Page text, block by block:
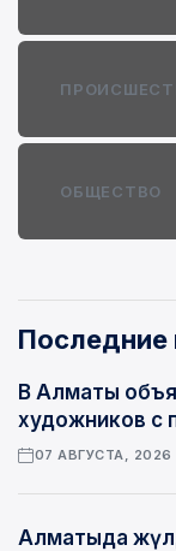
ОБЩЕСТВО
Последние
В Алматы
художников с
07 АВГУСТА, 2026
Алматыда